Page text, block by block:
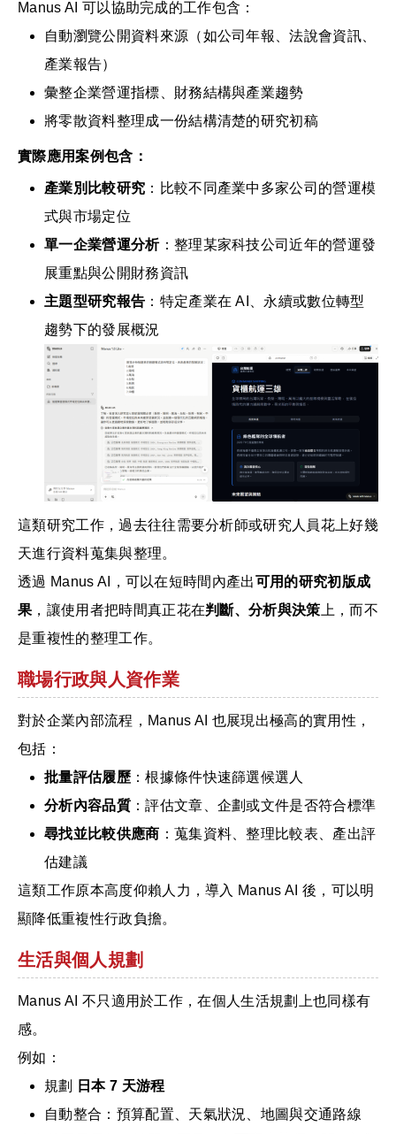
Manus AI 可以協助完成的工作包含：
自動瀏覽公開資料來源（如公司年報、法說會資訊、
產業報告）
彙整企業營運指標、財務結構與產業趨勢
將零散資料整理成一份結構清楚的研究初稿
實際應用案例包含：
產業別比較研究 ：比較不同產業中多家公司的營運模
式與市場定位
單一企業營運分析：整理某家科技公司近年的營運發
展重點與公開財務資訊
主題型研究報告 ：特定產業在 AI、永續或數位轉型
趨勢下的發展概況
這類研究工作，過去往往需要分析師或研究人員花上好幾
天進行資料蒐集與整理。
透過 Manus AI，可以在短時間內產出可用的研究初版成
果 ，讓使用者把時間真正花在判斷、分析與決策 上，而不
是重複性的整理工作。
職場行政與人資作業
對於企業內部流程，Manus AI 也展現出極高的實用性，
包括：
批量評估履歷：根據條件快速篩選候選人
分析內容品質：評估文章、企劃或文件是否符合標準
尋找並比較供應商 ：蒐集資料、整理比較表、產出評
估建議
這類工作原本高度仰賴人力，導入 Manus AI 後，可以明
顯降低重複性行政負擔。
生活與個人規劃
Manus AI 不只適用於工作，在個人生活規劃上也同樣有
感。
例如：
規劃
日本 7 天游程
自動整合：預算配置、天氣狀況、地圖與交通路線